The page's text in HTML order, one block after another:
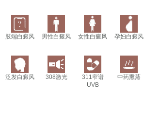
肢端白癜风 男性白癜风 女性白癜风 孕妇白癜风
泛发白癜风 308激光
311窄谱
UVB
中药熏蒸